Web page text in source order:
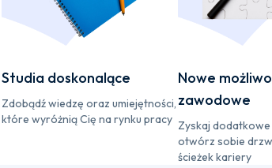
Studia doskonalące
Zdobądź wiedzę oraz umiejętności,
które wyróżnią Cię na rynku pracy
Nowe
zawodowe
Zyskaj
otwórz sobie
ścieżek kariery